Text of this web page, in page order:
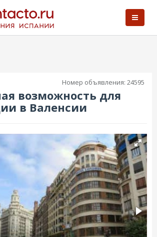
Номер объявления: 24595
возможность для
в Валенсии